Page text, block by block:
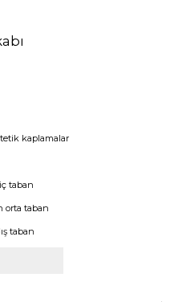
kaplamalar
taban
orta taban
taban